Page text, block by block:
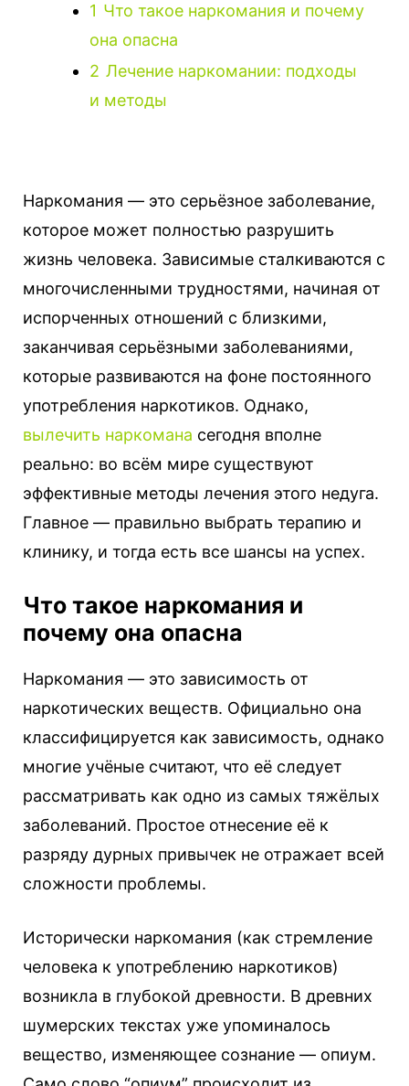
1 Что такое наркомания и почему
она опасна
2 Лечение наркомании: подходы
и методы
Наркомания — это серьёзное заболевание,
которое может полностью разрушить
жизнь человека. Зависимые сталкиваются с
многочисленными трудностями, начиная от
испорченных отношений с близкими,
заканчивая серьёзными заболеваниями,
которые развиваются на фоне постоянного
употребления наркотиков. Однако,
вылечить наркомана сегодня вполне
реально: во всём мире существуют
эффективные методы лечения этого недуга.
Главное — правильно выбрать терапию и
клинику, и тогда есть все шансы на успех.
Что такое наркомания и
почему она опасна
Наркомания — это зависимость от
наркотических веществ. Официально она
классифицируется как зависимость, однако
многие учёные считают, что её следует
рассматривать как одно из самых тяжёлых
заболеваний. Простое отнесение её к
разряду дурных привычек не отражает всей
сложности проблемы.
Исторически наркомания (как стремление
человека к употреблению наркотиков)
возникла в глубокой древности. В древних
шумерских текстах уже упоминалось
вещество, изменяющее сознание — опиум.